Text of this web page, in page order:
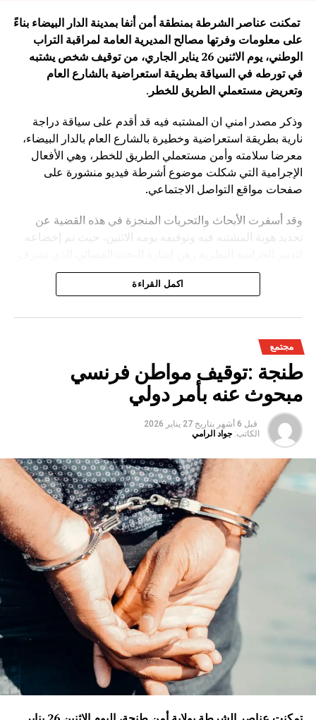
تمكنت عناصر الشرطة بمنطقة أمن أنفا بمدينة الدار البيضاء بناءً
على معلومات وفرتها مصالح المديرية العامة لمراقبة التراب
الوطني، يوم الاثنين 26 يناير الجاري، من توقيف شخص يشتبه
في تورطه في السياقة بطريقة استعراضية بالشارع العام
وتعريض مستعملي الطريق للخطر .
وذكر مصدر امني ان المشتبه فيه قد أقدم على سياقة دراجة
نارية بطريقة استعراضية وخطيرة بالشارع العام بالدار البيضاء،
معرضا سلامته وأمن مستعملي الطريق للخطر، وهي الأفعال
الإجرامية التي شكلت موضوع أشرطة فيديو منشورة على
صفحات مواقع التواصل الاجتماعي.
وقد أسفرت الأبحاث والتحريات المنجزة في هذه القضية عن
تحديد هوية المشتبه فيه وتوقيفه يومه الاثنين، حيث تم إخضاعه
عليه النيابة العامة المختصة، وذلك للكشف عن جميع ظروف
وملابسات وخلفيات هذه القضية، وكذا تحديد كافة
اكمل القراءة
مجتمع
طنجة :توقيف مواطن فرنسي
مبحوث عنه بأمر دولي
قبل 6 أشهر بتاريخ 27 يناير 2026
الكاتب: جواد الرامي